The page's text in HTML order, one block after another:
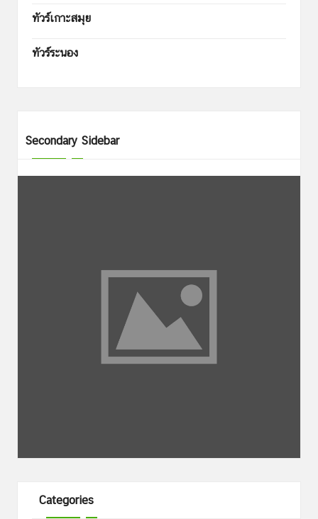
ทัวร์เกาะสมุย
ทัวร์ระนอง
Secondary Sidebar
Categories